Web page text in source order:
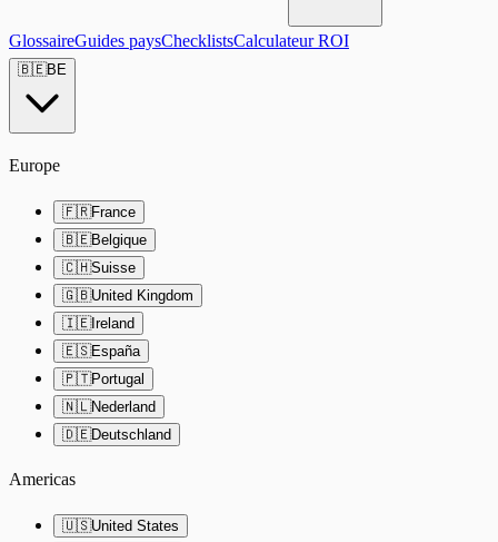
GlossaireGuides paysChecklistsCalculateur ROI
🇧🇪BE
Europe
🇫🇷France
🇧🇪Belgique
🇨🇭Suisse
🇬🇧United Kingdom
🇮🇪Ireland
🇪🇸España
🇵🇹Portugal
🇳🇱Nederland
🇩🇪Deutschland
Americas
🇺🇸United States